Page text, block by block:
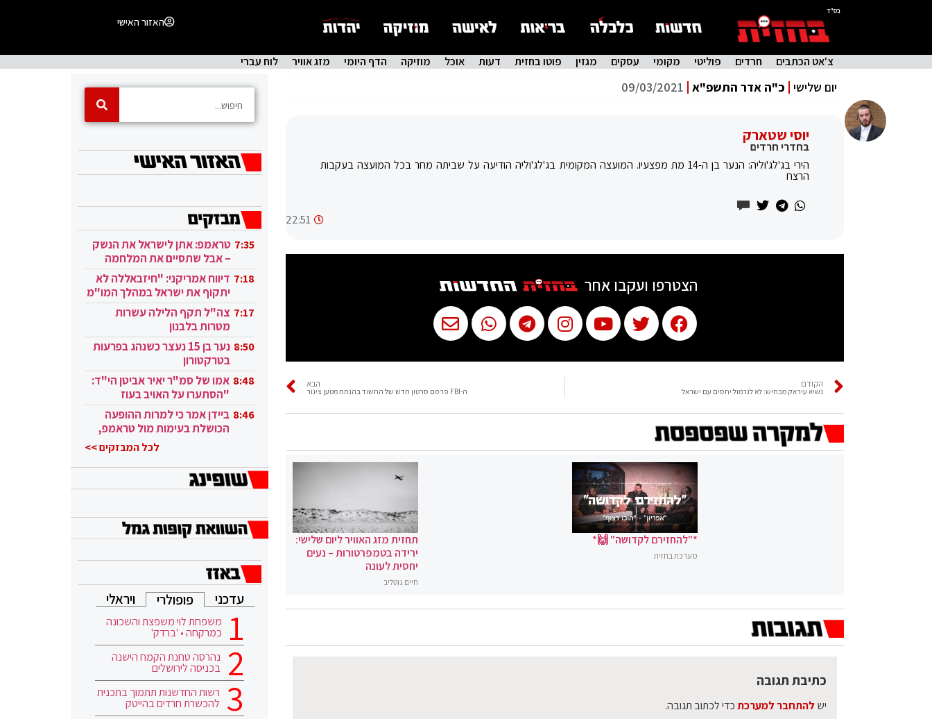
בס"ד
האזור האישי
צ'אט הכתבים חרדים פוליטי מקומי עסקים מגזין פוטו בחזית דעות אוכל מוזיקה הדף היומי מזג אוויר לוח עברי
יום שלישי כ"ה אדר התשפ"א 09/03/2021
יוסי שטארק
בחדרי חרדים
הירי בג'לג'וליה: הנער בן ה-14 מת מפצעיו. המועצה המקומית בג'לג'וליה הודיעה על שביתה מחר בכל המועצה בעקבות
הרצח
22:51
הצטרפו ועקבו אחר
הקודם
נשיא עיראק מכחיש: לא לנרמול יחסים עם ישראל
הבא
ה-FBI פרסם סרטון חדש של החשוד בהנחת מטען צינור
*"להחזירם לקדושה" 🙌*
מערכת בחזית
תחזית מזג האוויר ליום שלישי:
ירידה בטמפרטורות – נעים
יחסית לעונה
חיים גוטליב
כתיבת תגובה
יש להתחבר למערכתכדי לכתוב תגובה.
7:35 טראמפ: אתן לישראל את הנשק
– אבל שתסיים את המלחמה
בעזה 7:18 דיווח אמריקני: "חיזבאללה לא
יתקוף את ישראל במהלך המו"מ
בקטאר" 7:17 צה"ל תקף הלילה עשרות
מטרות בלבנון
8:50
נער בן 15 נעצר כשנהג בפרעות
בטרקטורון
8:48 אמו של סמ"ר יאיר אביטן הי"ד:
"הסתערו על האויב בעוז
ובגבורה" 8:46 ביידן אמר כי למרות ההופעה
הכושלת בעימות מול טראמפ,
לכל המבזקים >>
עדכני פופולרי ויראלי
משפחת לוי משפצת והשכונה
כמרקחה • 'ברדק'
נהרסה טחנת הקמח הישנה
בכניסה לירושלים
רשות החדשנות תתמוך בתכנית
להכשרת חרדים בהייטק